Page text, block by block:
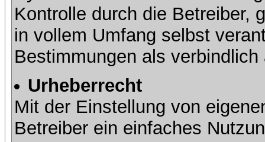
Kontrolle durch die Betreiber,
in vollem Umfang selbst
Bestimmungen als verbindlich
Urheberrecht
Mit der Einstellung von
Betreiber ein einfaches